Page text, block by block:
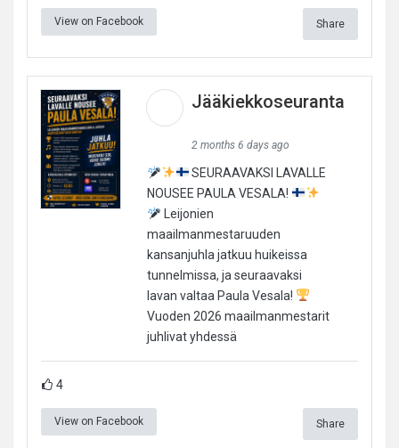
View on Facebook Share
Jääkiekkoseuranta
2 months 6 days ago
SEURAAVAKSI LAVALLE
NOUSEE PAULA VESALA!
Leijonien
maailmanmestaruuden
kansanjuhla jatkuu huikeissa
tunnelmissa, ja seuraavaksi
lavan valtaa Paula Vesala!
Vuoden 2026 maailmanmestarit
juhlivat yhdessä
4
View on Facebook Share